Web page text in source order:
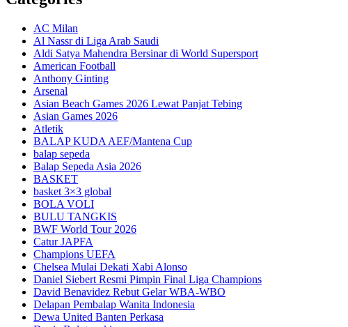
AC Milan
Al Nassr di Liga Arab Saudi
Aldi Satya Mahendra Bersinar di World Supersport
American Football
Anthony Ginting
Arsenal
Asian Beach Games 2026 Lewat Panjat Tebing
Asian Games 2026
Atletik
BALAP KUDA AEF/Mantena Cup
balap sepeda
Balap Sepeda Asia 2026
BASKET
basket 3×3 global
BOLA VOLI
BULU TANGKIS
BWF World Tour 2026
Catur JAPFA
Champions UEFA
Chelsea Mulai Dekati Xabi Alonso
Daniel Siebert Resmi Pimpin Final Liga Champions
David Benavidez Rebut Gelar WBA-WBO
Delapan Pembalap Wanita Indonesia
Dewa United Banten Perkasa